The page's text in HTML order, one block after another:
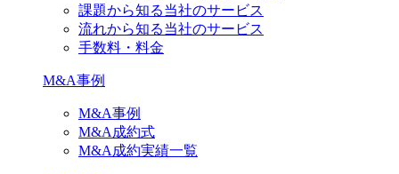
課題から知る当社のサービス
流れから知る当社のサービス
手数料・料金
M&A事例
M&A事例
M&A成約式
M&A成約実績一覧